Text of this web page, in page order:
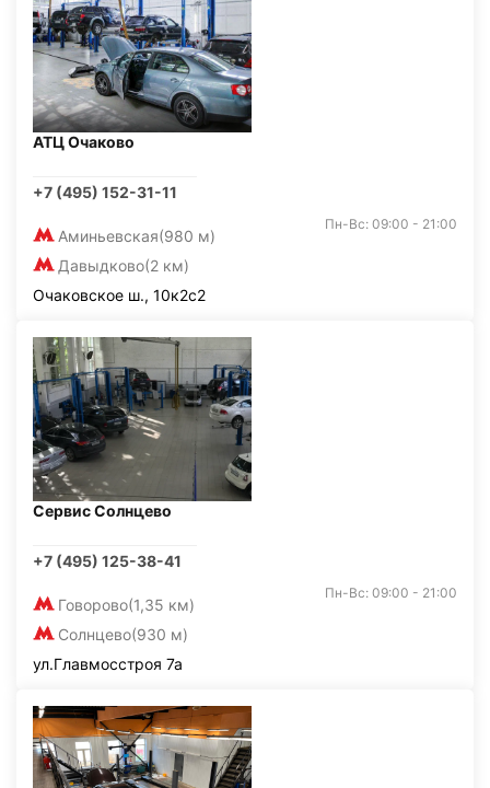
АТЦ Очаково
+7 (495) 152-31-11
Аминьевская(980 м)
Давыдково(2 км)
Пн-Вс: 09:00 - 21:00
Очаковское ш., 10к2с2
Сервис Солнцево
+7 (495) 125-38-41
Говорово(1,35 км)
Солнцево(930 м)
Пн-Вс: 09:00 - 21:00
ул.Главмосстроя 7а